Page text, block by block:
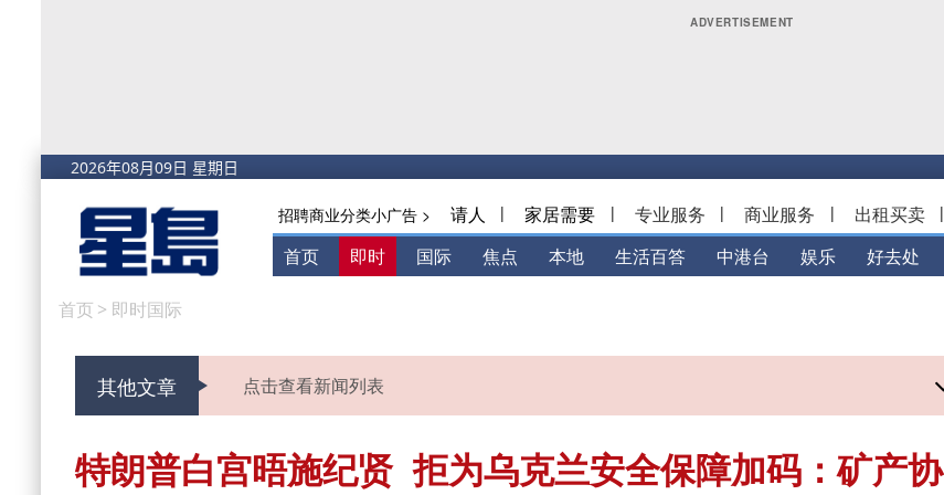
招聘商业分类小广告 > 请人 | 家居需要 | 专业服务 | 商业服务 | 出租买卖 |
首页 即时 国际 焦点 本地 生活百答 中港台 娱乐 好去处
首页 > 即时国际
其他文章 点击查看新闻列表
特朗普白宫晤施纪贤 拒为乌克兰安全保障加码：矿产协